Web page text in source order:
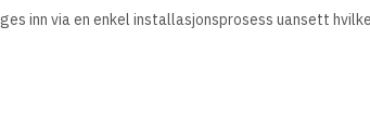
inn via en enkel installasjonsprosess uansett